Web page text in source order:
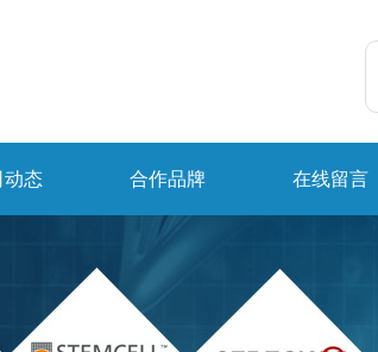
动态 合作品牌 在线留言